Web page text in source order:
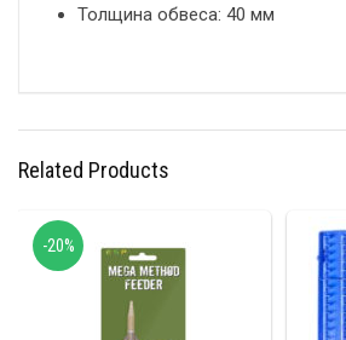
Толщина обвеса: 40 мм
Related Products
-20%